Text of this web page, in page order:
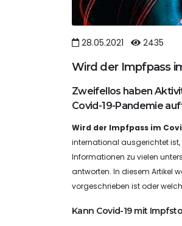
28.05.2021 2435
Wird der Impfpass
Zweifellos haben
Covid-19-Pandemie
Wird der Impfpass im
international ausgerichtet
Informationen zu vielen
antworten. In diesem Artikel
vorgeschrieben ist oder
Kann Covid-19 mit